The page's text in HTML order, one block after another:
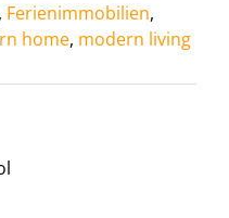
, Ferienimmobilien,
home, modern living